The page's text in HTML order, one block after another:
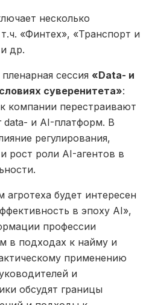
несколько
«Финтех», «Транспорт и
др.
сессия «Data- и
суверенитета»:
компании перестраивают
data- и AI-платформ. В
регулирования,
рост роли AI-агентов в
агротеха будет интересен
в эпоху AI»,
профессии
в подходах к найму и
применению
и
обсудят границы